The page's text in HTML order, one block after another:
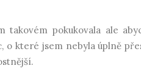
takovém pokukovala ale
o které jsem nebyla úplně